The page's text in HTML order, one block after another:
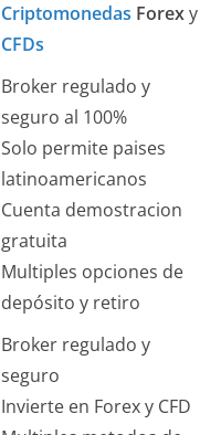
Criptomonedas Forexy
CFDs
Broker regulado y
seguro al 100%
Solo permite paises
latinoamericanos
Cuenta demostracion
gratuita
Multiples opciones de
depósito y retiro
Broker regulado y
seguro
Invierte en Forex y CFD